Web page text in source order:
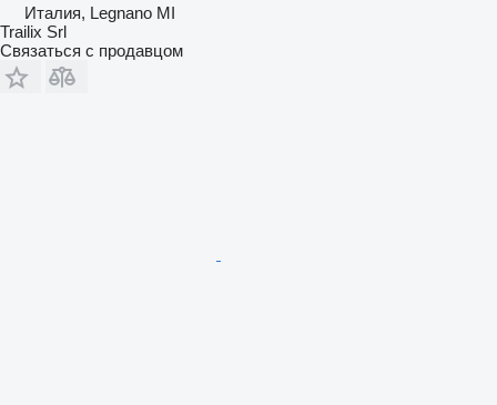
Италия, Legnano MI
Trailix Srl
Связаться с продавцом